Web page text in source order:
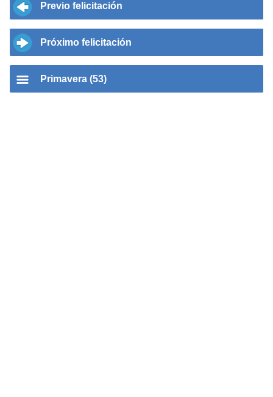
Previo felicitación
Próximo felicitación
Primavera (53)